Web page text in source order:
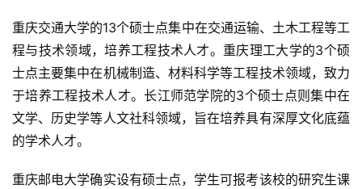
重庆交通大学的13个硕士点集中在交通运输、土木工程等工
程与技术领域，培养工程技术人才。重庆理工大学的3个硕
士点主要集中在机械制造、材料科学等工程技术领域，致力
于培养工程技术人才。长江师范学院的3个硕士点则集中在
文学、历史学等人文社科领域，旨在培养具有深厚文化底蕴
的学术人才。
重庆邮电大学确实设有硕士点，学生可报考该校的研究生课